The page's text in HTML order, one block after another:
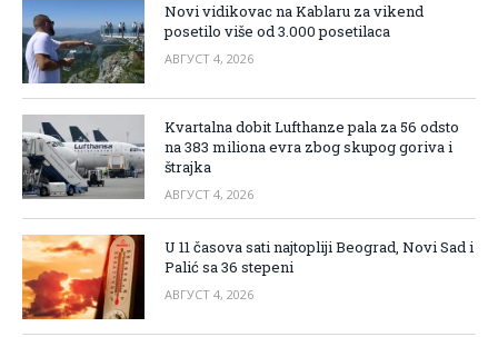
Novi vidikovac na Kablaru za vikend
posetilo više od 3.000 posetilaca
АВГУСТ 4, 2026
Kvartalna dobit Lufthanze pala za 56 odsto
na 383 miliona evra zbog skupog goriva i
štrajka
АВГУСТ 4, 2026
U 11 časova sati najtopliji Beograd, Novi Sad i
Palić sa 36 stepeni
АВГУСТ 4, 2026